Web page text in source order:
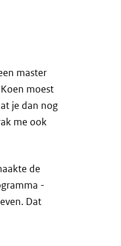
master
moest
je dan nog
me ook
de
-
Dat